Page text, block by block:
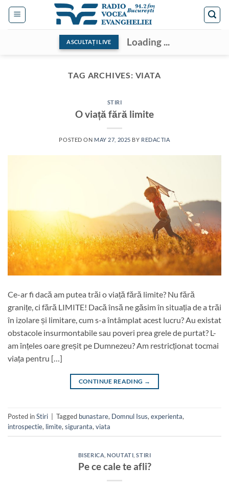
Skip
ASCULTAȚI LIVE Loading ...
TAG ARCHIVES: VIATA
STIRI
O viață fără limite
POSTED ON MAY 27, 2025 BY REDACTIA
Ce-ar fi dacă am putea trăi o viață fără limite? Nu fără
granițe, ci fără LIMITE! Dacă însă ne găsim în situația de a trăi
în izolare și limitare, cum s-a întâmplat acest lucru? Au existat
obstacole insurmontabile sau poveri prea grele de purtat? L-
am înțeles oare greșit pe Dumnezeu? Am restricționat tocmai
viața pentru […]
CONTINUE READING →
Posted inStiri Tagged bunastare, Domnul Isus, experienta,
introspectie, limite, siguranta, viata
BISERICA ,NOUTATI ,STIRI
Pe ce cale te afli?